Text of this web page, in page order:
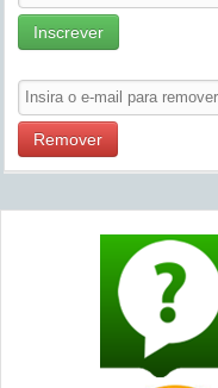
Inscrever
Remover